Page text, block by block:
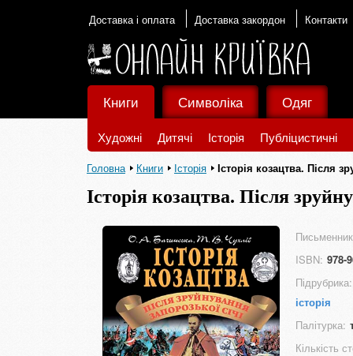
Доставка і оплата Доставка закордон Контакти
Книги
Художні Дитячі Історія Публіцистичні
Символіка Одяг
Головна Книги Історія Історія козацтва. Після
Історія козацтва. Після
ISBN: 978-
Підрубрика:
історія
Палітурка:
Кількість